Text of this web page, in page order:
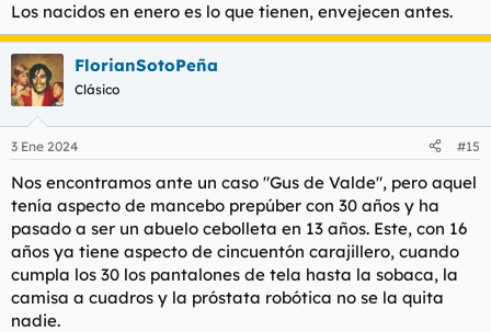
Los nacidos en enero es lo que tienen, envejecen antes.
FlorianSotoPeña
Clásico
3 Ene 2024 #15
Nos encontramos ante un caso "Gus de Valde", pero aquel
tenía aspecto de mancebo prepúber con 30 años y ha
pasado a ser un abuelo cebolleta en 13 años. Este, con 16
años ya tiene aspecto de cincuentón carajillero, cuando
cumpla los 30 los pantalones de tela hasta la sobaca, la
camisa a cuadros y la próstata robótica no se la quita
nadie.